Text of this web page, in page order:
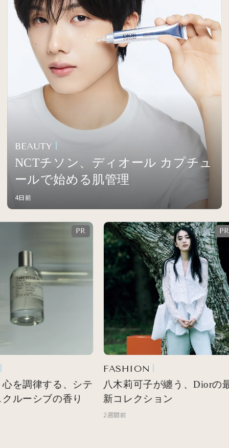
BEAUTY
NCTチソン、ディオール カプチュ
ールで始める肌管理
4日前
調律する、シテ
ルーシブの香り
FASHION
八木莉可子が纏う、Diorの最
新コレクション
2週間前